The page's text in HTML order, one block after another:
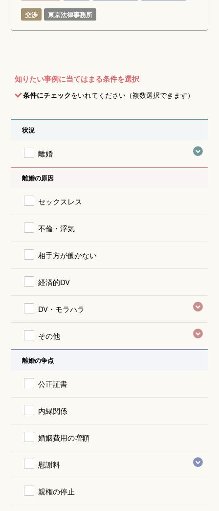
交渉 東京法律事務所
知りたい事例に当てはまる条件を選択
条件にチェックをいれてください（複数選択できます）
状況
離婚
離婚の原因
セックスレス
不倫・浮気
相手方が働かない
経済的DV
DV・モラハラ
その他
離婚の争点
公正証書
内縁関係
婚姻費用の増額
慰謝料
親権の停止